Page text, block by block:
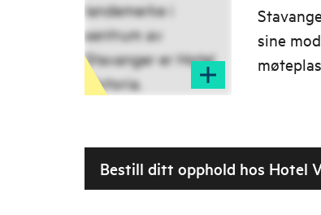
sine
Bestill ditt opphold hos Hotel